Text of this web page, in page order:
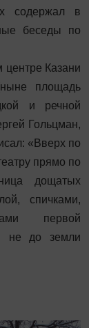
содержал в
беседы по
центре Казани
площадь
и речной
Гольцман,
«Вверх по
прямо по
дощатых
спичками,
первой
не до земли